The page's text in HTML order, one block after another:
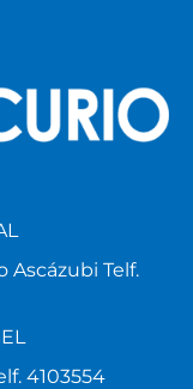
Ascázubi Telf.
4103554